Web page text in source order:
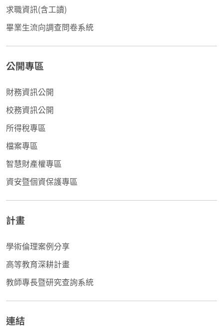
求職資訊(含工讀)
畢業生流向調查問卷系統
公開專區
財務資訊公開
校務資訊公開
所得稅專區
檔案專區
智慧財產權專區
資安暨個資保護專區
計畫
學術倫理案例分享
高等教育深耕計畫
教師專長暨研究查詢系統
連結